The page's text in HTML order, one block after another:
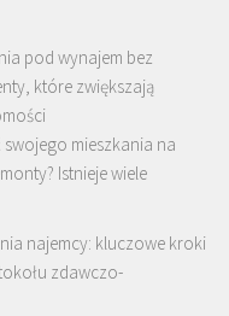
pod wynajem bez
które zwiększają
mieszkania na
Istnieje wiele
najemcy: kluczowe kroki
zdawczo-